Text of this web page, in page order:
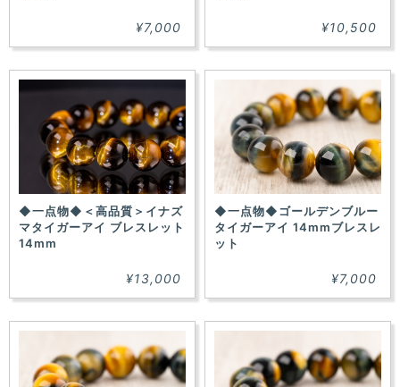
¥7,000 ¥10,500
◆一点物◆＜高品質＞イナズ
マタイガーアイ ブレスレット
14mm
¥13,000
◆一点物◆ゴールデンブルー
タイガーアイ 14mmブレスレ
ット
¥7,000